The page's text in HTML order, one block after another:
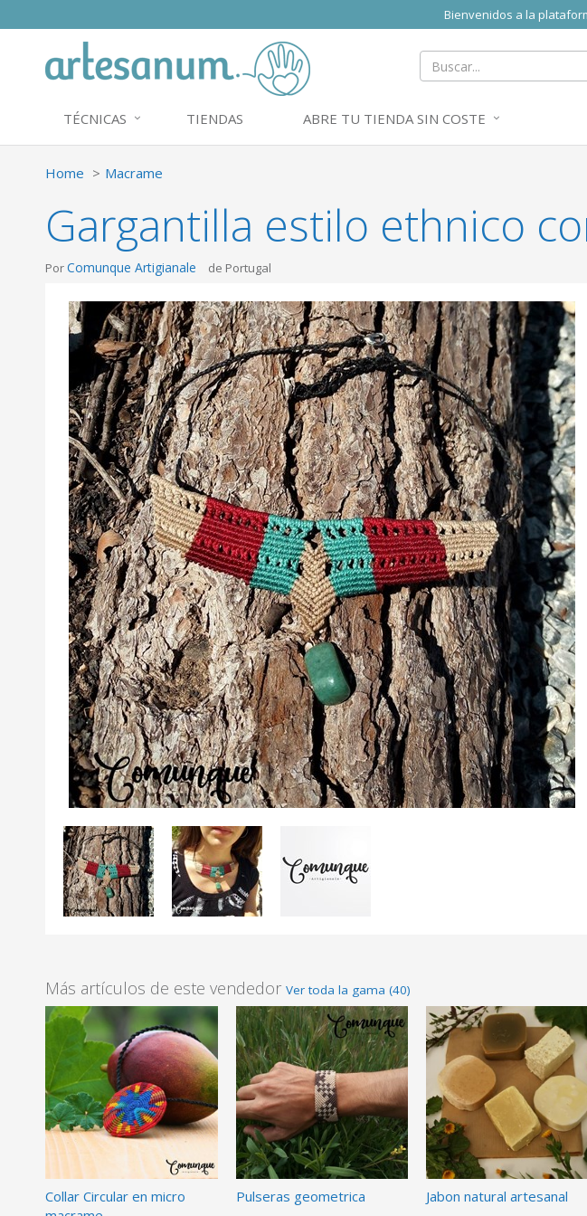
Bienvenidos a la
TÉCNICAS TIENDAS ABRE TU TIENDA SIN COSTE
Home Macrame
Gargantilla estilo ethnico
PorComunque Artigianale de Portugal
Más artículos de este vendedor Ver toda la gama (40)
Collar Circular en micro
Pulseras geometrica
Jabon natural artesanal